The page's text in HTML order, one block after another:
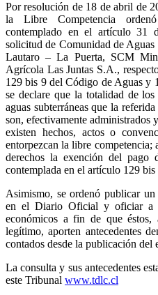
Por resolución de 18 de abril de
la Libre Competencia
contemplado en el artículo 31
solicitud de Comunidad de Aguas
Lautaro – La Puerta, SCM
Agrícola Las Juntas S.A.,
129 bis 9 del Código de Aguas y
se declare que la totalidad de
aguas subterráneas que la
son, efectivamente administrados
existen hechos, actos o
entorpezcan la libre competencia;
derechos la exención del pago
contemplada en el artículo 129
Asimismo, se ordenó publicar
en el Diario Oficial y oficiar a
económicos a fin de que éstos,
legítimo, aporten antecedentes
contados desde la publicación
La consulta y sus antecedentes
este Tribunal www.tdlc.cl